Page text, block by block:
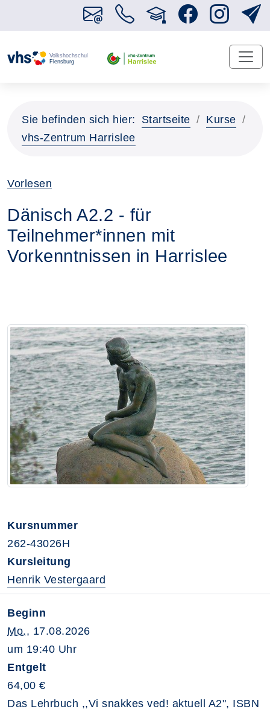
Sie befinden sich hier: Startseite
Kurse
vhs-Zentrum Harrislee
Vorlesen
Dänisch A2.2 - für
Teilnehmer*innen mit
Vorkenntnissen in Harrislee
Kursnummer
262-43026H
Kursleitung
Henrik Vestergaard
Beginn
Mo., 17.08.2026
um 19:40 Uhr
Entgelt
64,00 €
Das Lehrbuch ,,Vi snakkes ved! aktuell A2", ISBN